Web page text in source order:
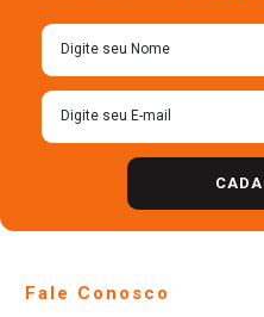
Fale Conosco